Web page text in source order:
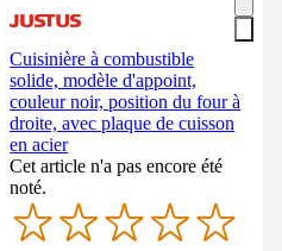
Cuisinière à combustible
solide, modèle d'appoint,
couleur noir, position du four à
droite, avec plaque de cuisson
en acier
Cet article n'a pas encore été
noté.